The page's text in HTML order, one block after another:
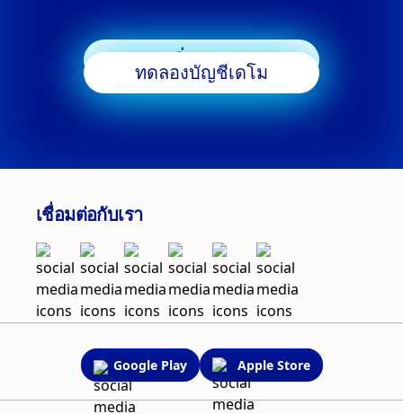
เริ่มเทรด
ทดลองบัญชีเดโม
เชื่อมต่อกับเรา
Google Play Apple Store